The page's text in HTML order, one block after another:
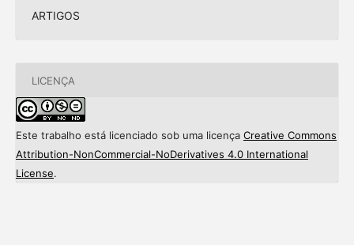
ARTIGOS
LICENÇA
Este trabalho está licenciado sob uma licença Creative Commons
Attribution-NonCommercial-NoDerivatives 4.0 International
License.